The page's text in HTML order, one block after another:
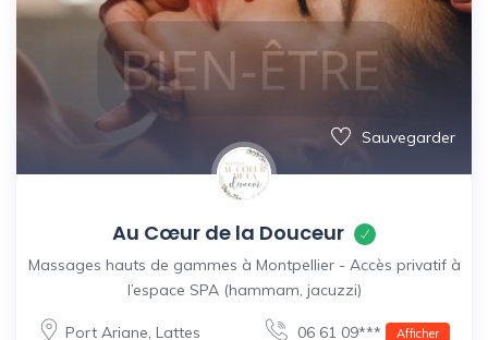
Sauvegarder
Au Cœur de la Douceur
Massages hauts de gammes à Montpellier - Accès privatif à
l’espace SPA (hammam, jacuzzi)
Port Ariane, Lattes 06 61 09*** Afficher